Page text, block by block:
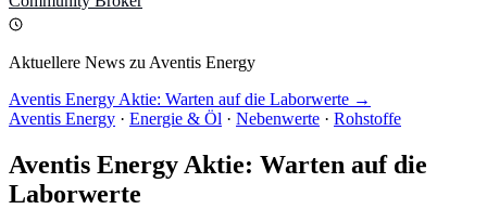
Aktuellere News zu Aventis Energy
Aventis Energy Aktie: Warten auf die Laborwerte →
Aventis Energy · Energie & Öl · Nebenwerte · Rohstoffe
Aventis Energy Aktie: Warten auf die
Laborwerte